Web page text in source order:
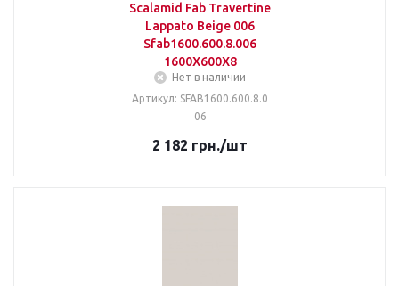
Scalamid Fab Travertine
Lappato Beige 006
Sfab1600.600.8.006
1600X600X8
Нет в наличии
Артикул: SFAB1600.600.8.0
06
2 182 грн./шт